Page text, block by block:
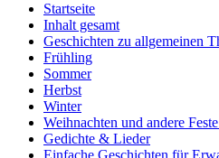
Startseite
Inhalt gesamt
Geschichten zu allgemeinen
Frühling
Sommer
Herbst
Winter
Weihnachten und andere
Gedichte & Lieder
Einfache Geschichten für